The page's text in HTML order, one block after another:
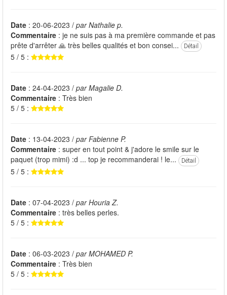
Date : 20-06-2023 / par Nathalie p.
Commentaire : je ne suis pas à ma première commande et pas
prête d'arrêter 🙏 très belles qualités et bon consei...
Détail
5 / 5 :
Date : 24-04-2023 / par Magalie D.
Commentaire : Très bien
5 / 5 :
Date : 13-04-2023 / par Fabienne P.
Commentaire : super en tout point & j'adore le smile sur le
paquet (trop mimi) :d ... top je recommanderai ! le...
Détail
5 / 5 :
Date : 07-04-2023 / par Houria Z.
Commentaire : très belles perles.
5 / 5 :
Date : 06-03-2023 / par MOHAMED P.
Commentaire : Très bien
5 / 5 :